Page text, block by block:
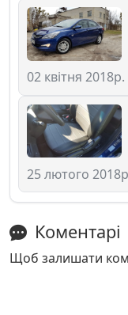
02 квітня 2018р.
25 лютого
Коментарі
Щоб залишати